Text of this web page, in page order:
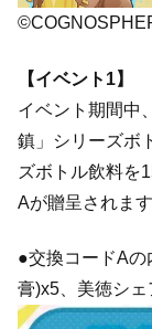
【イベント1】
イベント期間中
鎮」シリーズボ
ズボトル飲料を
Aが贈呈されます
●交換コードAの
膏)x5、美徳シ